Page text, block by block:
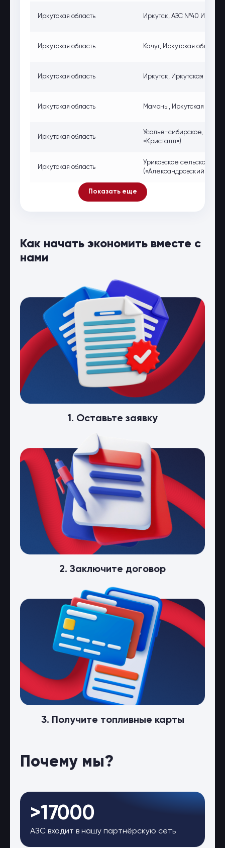
Иркутская область Иркутск, АЗС №40
Иркутская область Качуг, Иркутская
Иркутская область Иркутск, Иркутская обл.,
Иркутская область Мамоны, Иркутская
Иркутская область
Усолье-сибирское, г.
«Кристалл»)
Иркутская область
Уриковское сельское
(«Александровский
Показать еще
Как начать экономить вместе с
нами
1. Оставьте заявку
2. Заключите договор
3. Получите топливные карты
Почему мы?
>17000
АЗС входит в нашу партнёрскую сеть